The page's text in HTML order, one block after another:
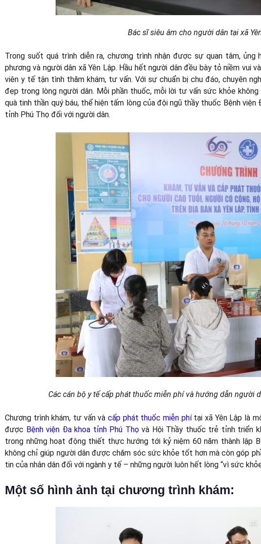
Bác sĩ siêu âm cho người dân tại xã
Trong suốt quá trình diễn ra, chương trình nhận được sự quan tâm,
phương và người dân xã Yên Lập. Hầu hết người dân đều bày tỏ niềm vui
viên y tế tận tình thăm khám, tư vấn. Với sự chuẩn bị chu đáo, chuyên
đẹp trong lòng người dân. Mỗi phần thuốc, mỗi lời tư vấn sức khỏe
quà tinh thần quý báu, thể hiện tấm lòng của đội ngũ thầy thuốc Bệnh
tỉnh Phú Thọ đối với người dân.
Các cán bộ y tế cấp phát thuốc miễn phí và hướng dẫn người
Chương trình khám, tư vấn và cấp phát thuốc miễn phítại xã Yên Lập là
được Bệnh viện Đa khoa tỉnh Phú Thọvà Hội Thầy thuốc trẻ tỉnh triển
trong những hoạt động thiết thực hướng tới kỷ niệm 60 năm thành lập
không chỉ giúp người dân được chăm sóc sức khỏe tốt hơn mà còn góp
tin của nhân dân đối với ngành y tế – những người luôn hết lòng “vì sức khỏe
Một số hình ảnh tại chương trình khám: